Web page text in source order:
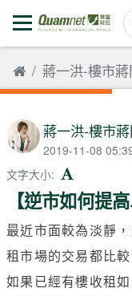
蔣一洪-樓市蔣
蔣一洪-樓市
2019-11-08
文字大小:
【逆市如何提
最近市面較為淡靜
租市場的交易都比
如果已經有樓收租